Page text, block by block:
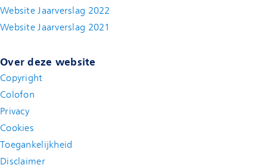
Website Jaarverslag 2022
Website Jaarverslag 2021
Over deze website
Copyright
Colofon
Privacy
Cookies
Toegankelijkheid
Disclaimer(new window)